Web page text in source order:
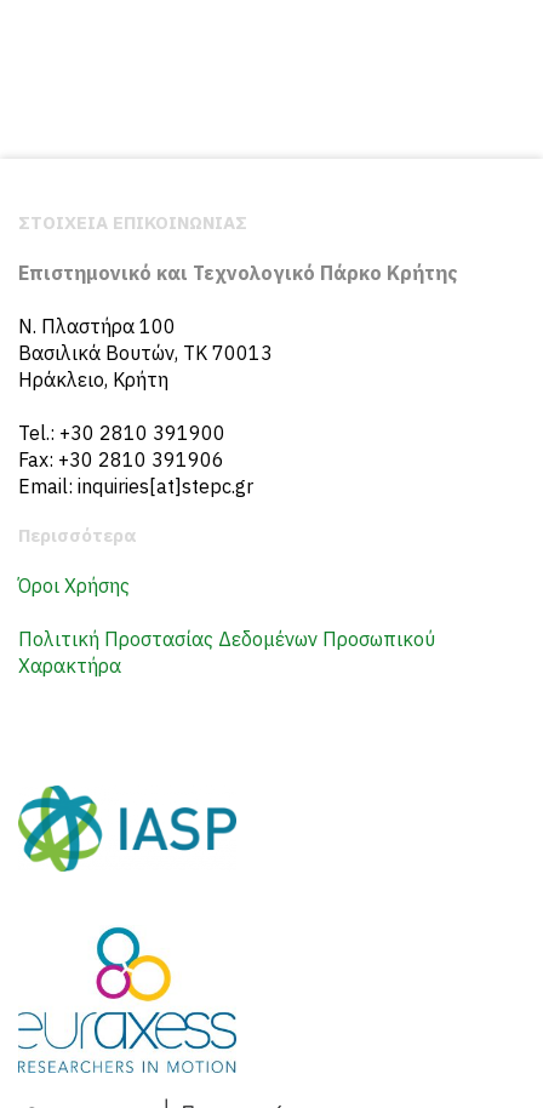
ΣΤΟΙΧΕΙΑ ΕΠΙΚΟΙΝΩΝΙΑΣ
Επιστημονικό και Τεχνολογικό Πάρκο Κρήτης
N. Πλαστήρα 100
Βασιλικά Βουτών, ΤΚ 70013
Ηράκλειο, Κρήτη
Tel.: +30 2810 391900
Fax: +30 2810 391906
Email: inquiries[at]stepc.gr
Περισσότερα
Όροι Χρήσης
Πολιτική Προστασίας Δεδομένων Προσωπικού
Χαρακτήρα